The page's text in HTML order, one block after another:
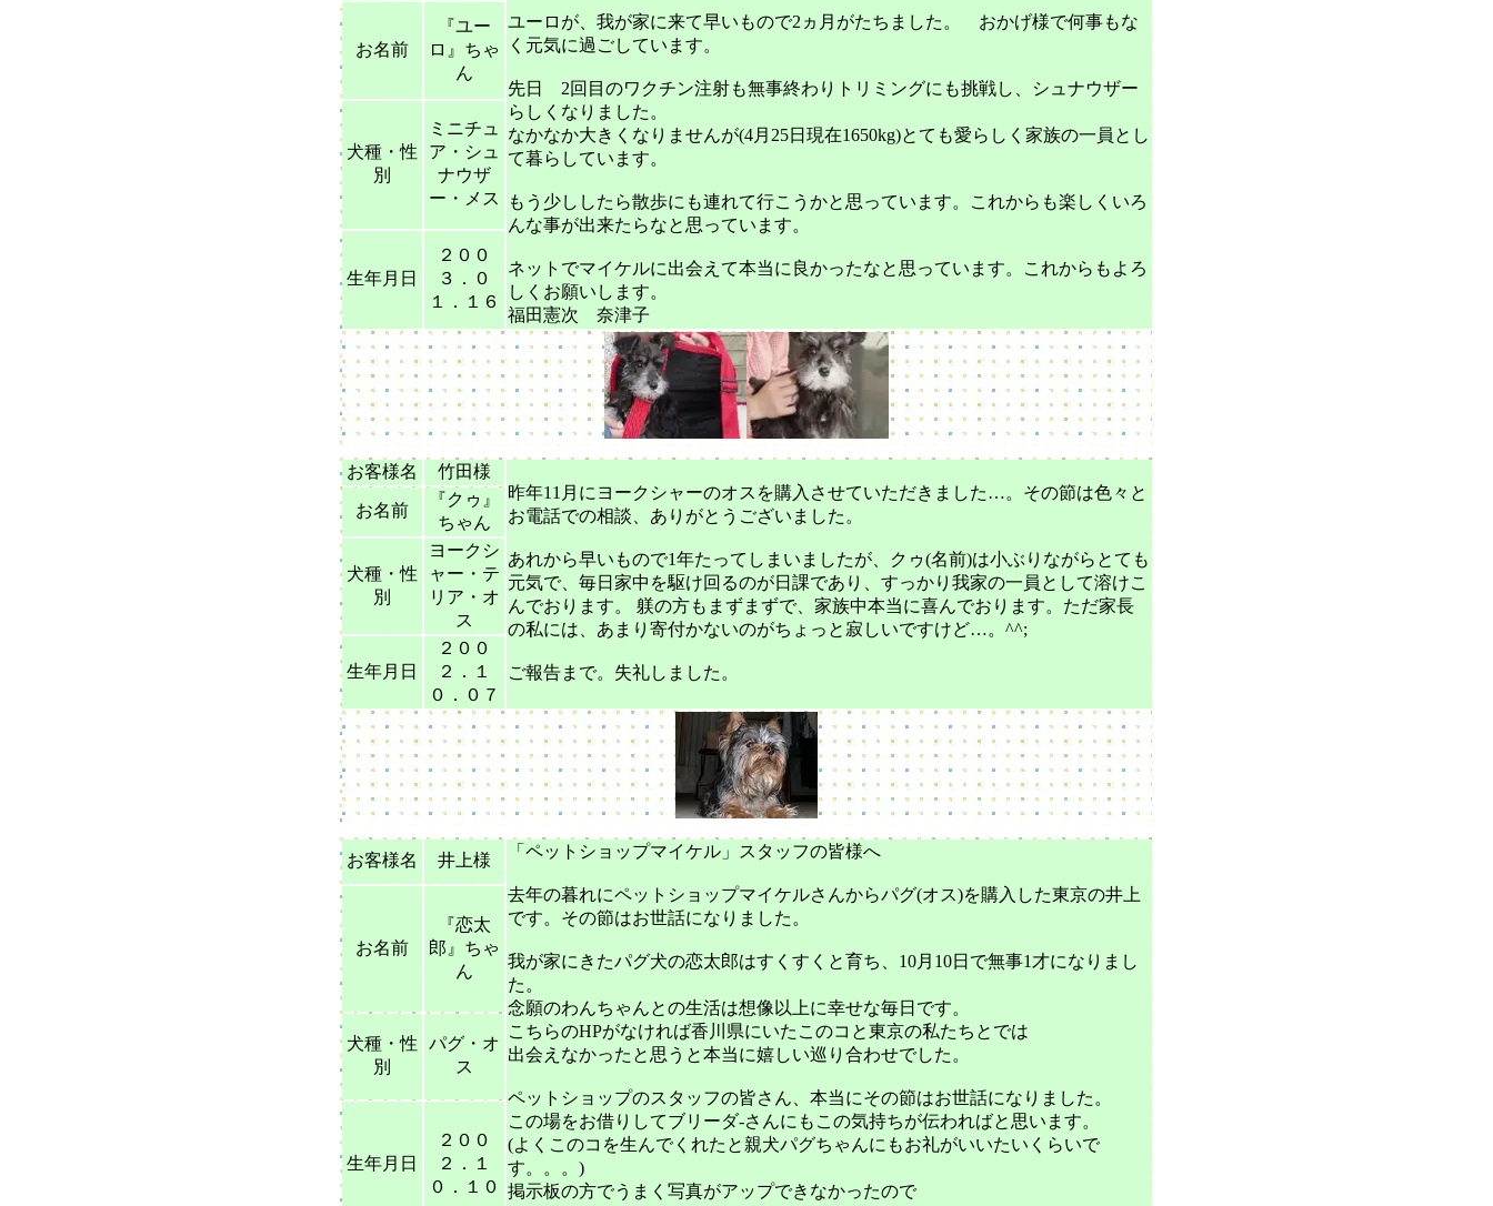
ユーロが、我が家に来て早いもので2ヵ月がたちました。 おかげ様で何事もな
く元気に過ごしています。
先日 2回目のワクチン注射も無事終わりトリミングにも挑戦し、シュナウザー
らしくなりました。
なかなか大きくなりませんが(4月25日現在1650kg)とても愛らしく家族の一員とし
て暮らしています。
もう少ししたら散歩にも連れて行こうかと思っています。これからも楽しくいろ
んな事が出来たらなと思っています。
ネットでマイケルに出会えて本当に良かったなと思っています。これからもよろ
しくお願いします。
福田憲次 奈津子
お名前
『ユー
ロ』ちゃ
ん
犬種・性
別
ミニチュ
ア・シュ
ナウザ
ー・メス
生年月日
２００
３．０
１．１６
お客様名
竹田様
昨年11月にヨークシャーのオスを購入させていただきました…。その節は色々と
お電話での相談、ありがとうございました。
あれから早いもので1年たってしまいましたが、クゥ(名前)は小ぶりながらとても
元気で、毎日家中を駆け回るのが日課であり、すっかり我家の一員として溶けこ
んでおります。 躾の方もまずまずで、家族中本当に喜んでおります。ただ家長
の私には、あまり寄付かないのがちょっと寂しいですけど…。^^;
ご報告まで。失礼しました。
お名前
『クゥ』
ちゃん
犬種・性
別
ヨークシ
ャー・テ
リア・オ
ス
生年月日
２００
２．１
０．０７
お客様名 井上様 「ペットショップマイケル」スタッフの皆様へ
去年の暮れにペットショップマイケルさんからパグ(オス)を購入した東京の井上
です。その節はお世話になりました。
我が家にきたパグ犬の恋太郎はすくすくと育ち、10月10日で無事1才になりまし
た。
念願のわんちゃんとの生活は想像以上に幸せな毎日です。
こちらのHPがなければ香川県にいたこのコと東京の私たちとでは
出会えなかったと思うと本当に嬉しい巡り合わせでした。
ペットショップのスタッフの皆さん、本当にその節はお世話になりました。
この場をお借りしてブリーダ-さんにもこの気持ちが伝わればと思います。
(よくこのコを生んでくれたと親犬パグちゃんにもお礼がいいたいくらいで
す。。。)
掲示板の方でうまく写真がアップできなかったので
お名前
『恋太
郎』ちゃ
ん
犬種・性
別
パグ・オ
ス
生年月日
２００
２．１
０．１０